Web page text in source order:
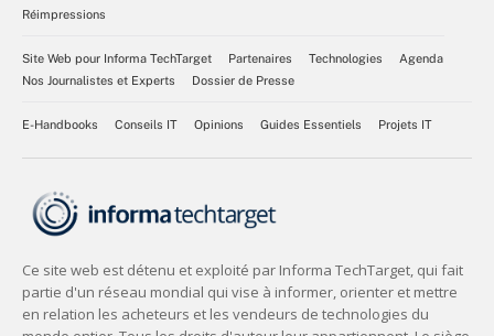
Réimpressions
Site Web pour Informa TechTarget Partenaires Technologies
Agenda
Nos Journalistes et Experts
Dossier de Presse
E-Handbooks Conseils IT Opinions Guides Essentiels Projets IT